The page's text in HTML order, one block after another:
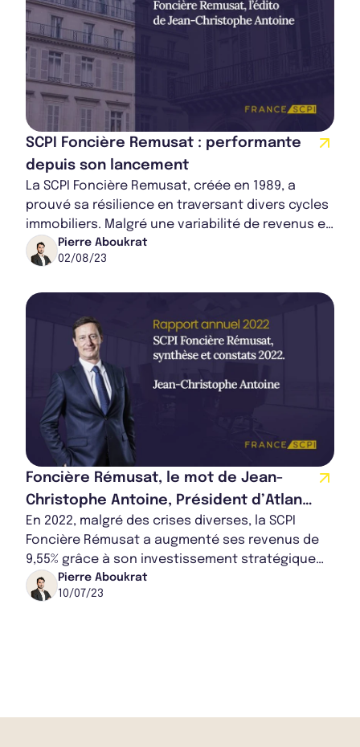
SCPI Foncière Remusat : performante
depuis son lancement
La SCPI Foncière Remusat, créée en 1989, a
prouvé sa résilience en traversant divers cycles
immobiliers. Malgré une variabilité de revenus et
une exposition unique à l'immobilier d...
Pierre Aboukrat
02/08/23
Foncière Rémusat, le mot de Jean-
Christophe Antoine, Président d’Atland
Voisin
En 2022, malgré des crises diverses, la SCPI
Foncière Rémusat a augmenté ses revenus de
9,55% grâce à son investissement stratégique
dans l'immobilier commercial. Elle a su tirer p...
Pierre Aboukrat
10/07/23